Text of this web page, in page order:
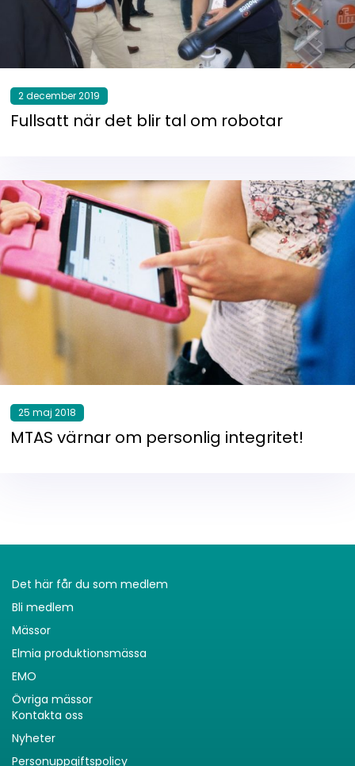
2 december 2019
Fullsatt när det blir tal om robotar
25 maj 2018
MTAS värnar om personlig integritet!
Det här får du som medlem
Bli medlem
Mässor
Elmia produktionsmässa
EMO
Övriga mässor
Kontakta oss
Nyheter
Personuppgiftspolicy